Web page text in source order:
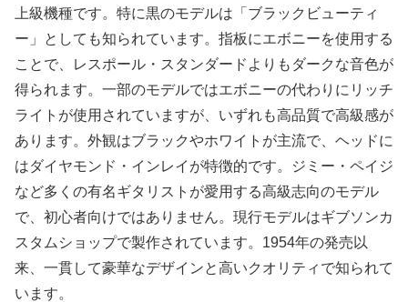
上級機種です。特に黒のモデルは「ブラックビューティ
ー」としても知られています。指板にエボニーを使用する
ことで、レスポール・スタンダードよりもダークな音色が
得られます。一部のモデルではエボニーの代わりにリッチ
ライトが使用されていますが、いずれも高品質で高級感が
あります。外観はブラックやホワイトが主流で、ヘッドに
はダイヤモンド・インレイが特徴的です。ジミー・ペイジ
など多くの有名ギタリストが愛用する高級志向のモデル
で、初心者向けではありません。現行モデルはギブソンカ
スタムショップで製作されています。1954年の発売以
来、一貫して豪華なデザインと高いクオリティで知られて
います。